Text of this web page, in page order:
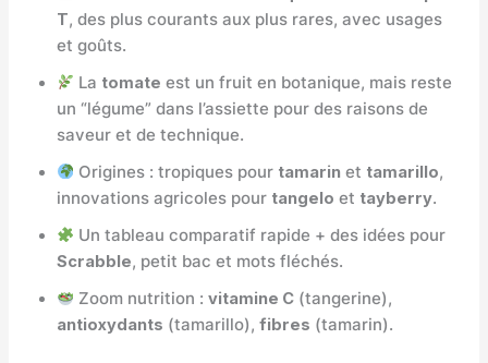
T, des plus courants aux plus rares, avec usages
et goûts.
La tomate est un fruit en botanique, mais reste
un “légume” dans l’assiette pour des raisons de
saveur et de technique.
Origines : tropiques pour tamarin et tamarillo,
innovations agricoles pour tangelo et tayberry.
Un tableau comparatif rapide + des idées pour
Scrabble, petit bac et mots fléchés.
Zoom nutrition :vitamine C (tangerine),
antioxydants (tamarillo), fibres (tamarin).